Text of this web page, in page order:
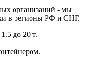
организаций - мы
в регионы РФ и СНГ.
до 20 т.